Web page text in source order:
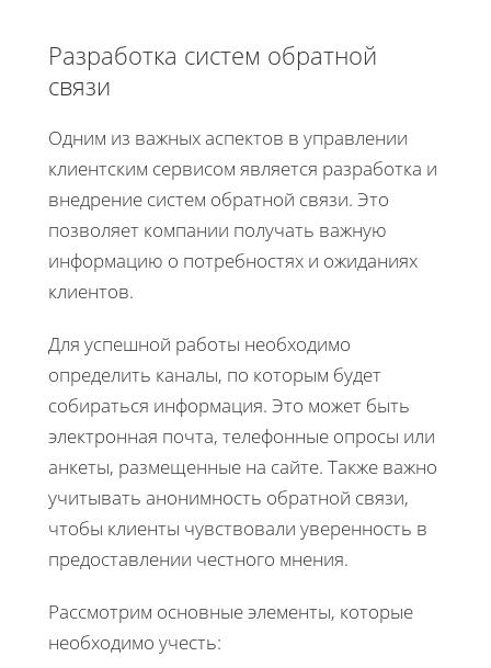
Разработка систем обратной
связи
Одним из важных аспектов в управлении
клиентским сервисом является разработка и
внедрение систем обратной связи. Это
позволяет компании получать важную
информацию о потребностях и ожиданиях
клиентов.
Для успешной работы необходимо
определить каналы, по которым будет
собираться информация. Это может быть
электронная почта, телефонные опросы или
анкеты, размещенные на сайте. Также важно
учитывать анонимность обратной связи,
чтобы клиенты чувствовали уверенность в
предоставлении честного мнения.
Рассмотрим основные элементы, которые
необходимо учесть: